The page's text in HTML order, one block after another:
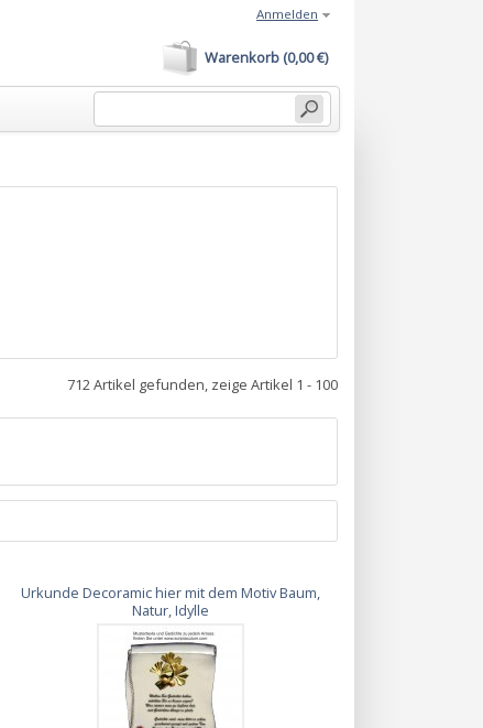
Warenkorb (0,00 €)
Anmelden
712 Artikel gefunden, zeige Artikel 1 - 100
Urkunde Decoramic hier mit dem Motiv Baum,
Natur, Idylle